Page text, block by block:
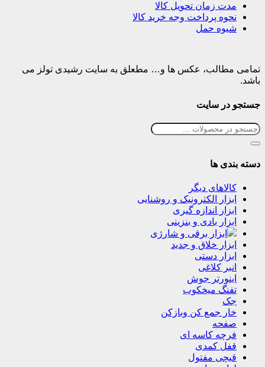
مدت زمان تحویل کالا
نحوه پرداخت وجه خرید کالا
شیوه حمل
تمامی مطالب، عکس ها و… مطعلق به سایت رشیدی تولز می
باشد.
جستجو در سایت
دسته بندی ها
کالاهای دیگر
ابزار الکترونیک و روشنایی
ابزار اندازه گیری
ابزار بادی و بنزینی
ابزار برقی و شارژی
ابزار خلاق و جدید
ابزار دستی
انبر کلاغی
اینورتر جوش
تفنگ میخکوب
جک
خار جمع کن وبازکن
صفحه
فرچه کاسه ای
قفل کمدی
قیچی مفتول